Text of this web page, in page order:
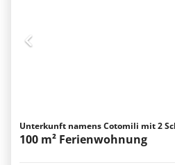
Unterkunft namens Cotomili mit 2
100 m² Ferienwohnung